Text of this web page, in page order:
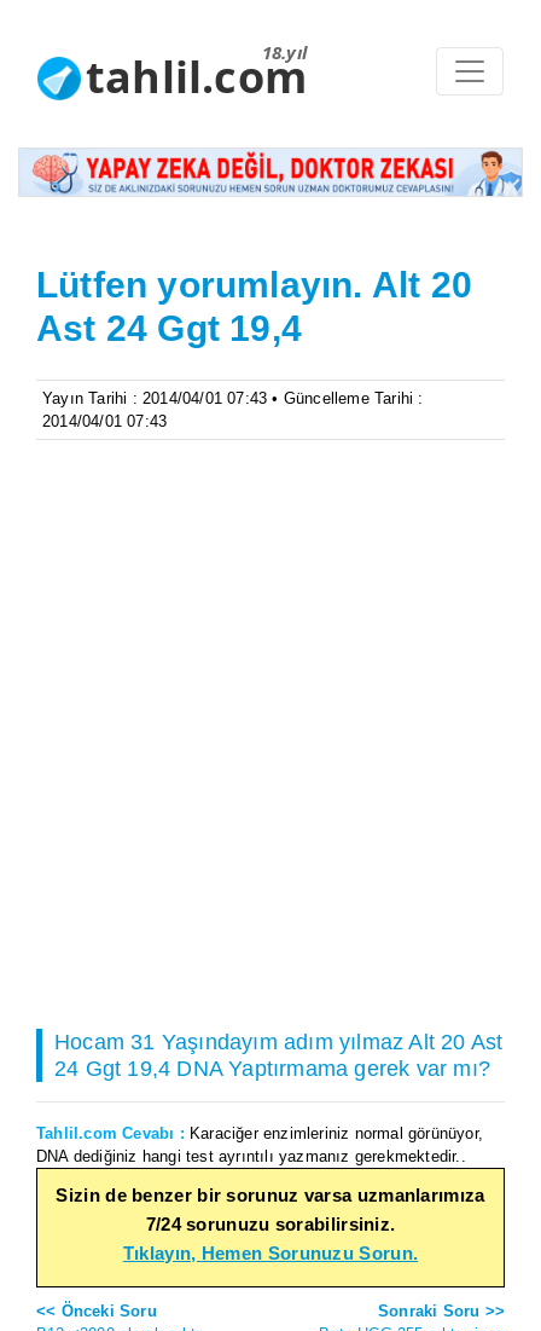
18.yıl
tahlil.com
Lütfen yorumlayın. Alt 20
Ast 24 Ggt 19,4
Yayın Tarihi : 2014/04/01 07:43 • Güncelleme Tarihi :
2014/04/01 07:43
Hocam 31 Yaşındayım adım yılmaz Alt 20 Ast
24 Ggt 19,4 DNA Yaptırmama gerek var mı?
Tahlil.com Cevabı : Karaciğer enzimleriniz normal görünüyor,
DNA dediğiniz hangi test ayrıntılı yazmanız gerekmektedir..
Sizin de benzer bir sorunuz varsa uzmanlarımıza
7/24 sorunuzu sorabilirsiniz.
Tıklayın, Hemen Sorunuzu Sorun.
<< Önceki Soru
Sonraki Soru >>